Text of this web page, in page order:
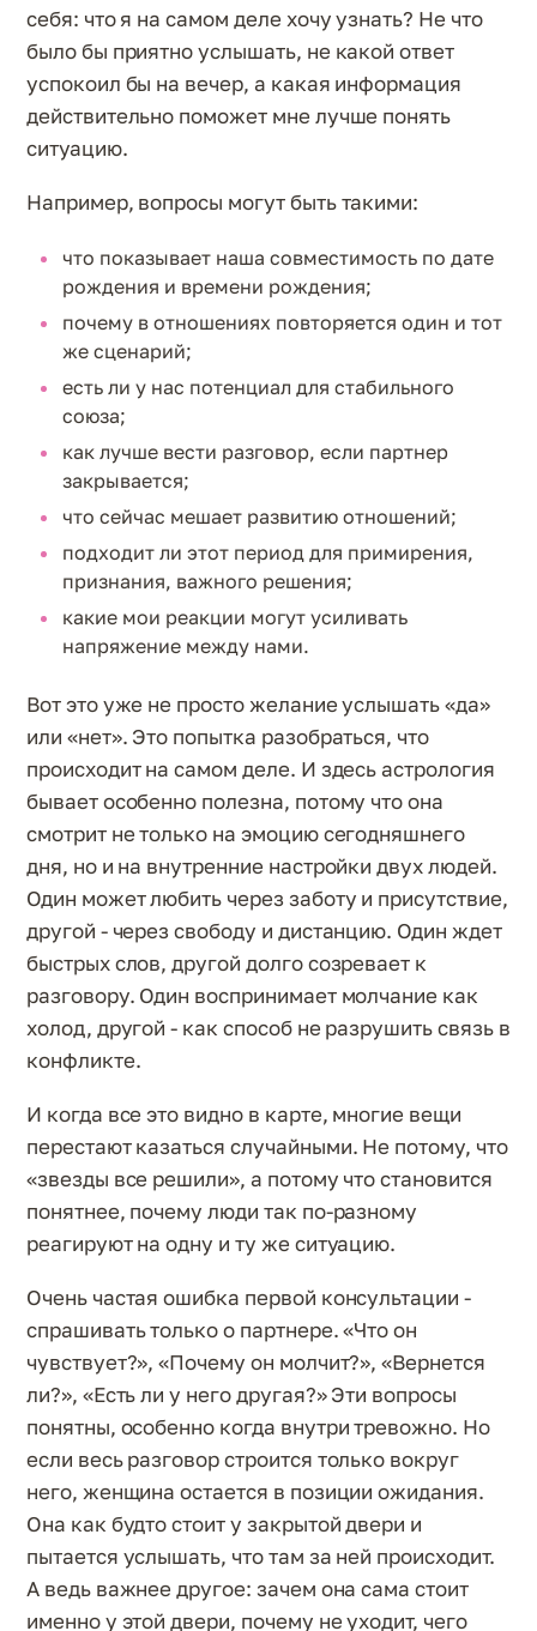
себя: что я на самом деле хочу узнать? Не что
было бы приятно услышать, не какой ответ
успокоил бы на вечер, а какая информация
действительно поможет мне лучше понять
ситуацию.
Например, вопросы могут быть такими:
что показывает наша совместимость по дате
рождения и времени рождения;
почему в отношениях повторяется один и тот
же сценарий;
есть ли у нас потенциал для стабильного
союза;
как лучше вести разговор, если партнер
закрывается;
что сейчас мешает развитию отношений;
подходит ли этот период для примирения,
признания, важного решения;
какие мои реакции могут усиливать
напряжение между нами.
Вот это уже не просто желание услышать «да»
или «нет». Это попытка разобраться, что
происходит на самом деле. И здесь астрология
бывает особенно полезна, потому что она
смотрит не только на эмоцию сегодняшнего
дня, но и на внутренние настройки двух людей.
Один может любить через заботу и присутствие,
другой - через свободу и дистанцию. Один ждет
быстрых слов, другой долго созревает к
разговору. Один воспринимает молчание как
холод, другой - как способ не разрушить связь в
конфликте.
И когда все это видно в карте, многие вещи
перестают казаться случайными. Не потому, что
«звезды все решили», а потому что становится
понятнее, почему люди так по-разному
реагируют на одну и ту же ситуацию.
Очень частая ошибка первой консультации -
спрашивать только о партнере. «Что он
чувствует?», «Почему он молчит?», «Вернется
ли?», «Есть ли у него другая?» Эти вопросы
понятны, особенно когда внутри тревожно. Но
если весь разговор строится только вокруг
него, женщина остается в позиции ожидания.
Она как будто стоит у закрытой двери и
пытается услышать, что там за ней происходит.
А ведь важнее другое: зачем она сама стоит
именно у этой двери, почему не уходит, чего